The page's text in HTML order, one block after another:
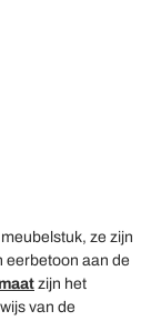
ze zijn
eerbetoon aan de
zijn het
van de